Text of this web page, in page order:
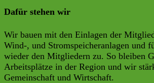
Dafür stehen wir
Wir bauen mit den Einlagen der
Wind-, und Stromspeicheranlagen und
wieder den Mitgliedern zu. So bleiben
Arbeitsplätze in der Region und wir
Gemeinschaft und Wirtschaft.